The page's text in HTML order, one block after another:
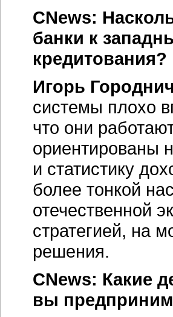
CNews:
банки к
кредитования?
Игорь
системы плохо
что они
ориентированы
и статистику
более тонкой
отечественной
стратегией, на
решения.
CNews: Какие
вы